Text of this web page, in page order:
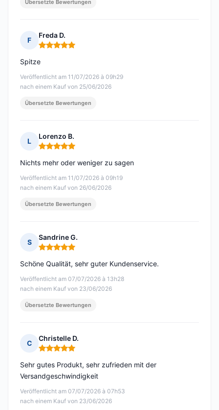
Übersetzte Bewertungen
F
Freda D.
Hinweis: 5 von 5
Veröffentlicht am 11/07/2026 à 09h29
nach einem Kauf von 25/06/2026
Spitze
Übersetzte Bewertungen
L
Lorenzo B.
Hinweis: 5 von 5
Veröffentlicht am 11/07/2026 à 09h19
nach einem Kauf von 26/06/2026
Nichts mehr oder weniger zu sagen
Übersetzte Bewertungen
S
Sandrine G.
Hinweis: 5 von 5
Veröffentlicht am 07/07/2026 à 13h28
nach einem Kauf von 23/06/2026
Schöne Qualität, sehr guter Kundenservice.
Übersetzte Bewertungen
C
Christelle D.
Hinweis: 5 von 5
Veröffentlicht am 07/07/2026 à 07h53
nach einem Kauf von 23/06/2026
Sehr gutes Produkt, sehr zufrieden mit der
Versandgeschwindigkeit